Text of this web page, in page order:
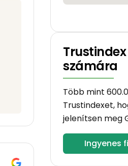
számára
Több mint
Trustindexet,
jelenítsen meg
Ingyenes